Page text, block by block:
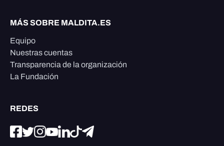
MÁS SOBRE MALDITA.ES
Equipo
Nuestras cuentas
Transparencia de la organización
La Fundación
REDES